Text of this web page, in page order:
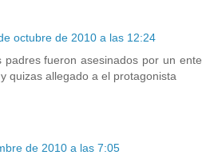
octubre de 2010 a las 12:24
padres fueron asesinados por un ente
quizas allegado a el protagonista
de 2010 a las 7:05